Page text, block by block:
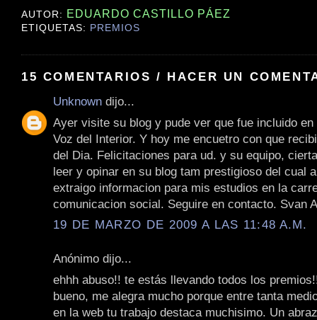
AUTOR: EDUARDO CASTILLO PÁEZ
ETIQUETAS: PREMIOS
15 COMENTARIOS / HACER UN
Unknown dijo...
Ayer visite su blog y pude ver que fue incluido
Voz del Interior. Y hoy me encuetro con que
del Dia. Felicitaciones para ud. y su equipo,
leer y opinar en su blog tam prestigioso del cual
extraigo informacion para mis estudios en la
comunicacion social. Seguire en contacto. Svan
19 DE MARZO DE 2009 A LAS 11:48 A.M.
Anónimo dijo...
ehhh abuso!! te estás llevando todos los
bueno, me alegra mucho porque entre tanta
en la web tu trabajo destaca muchisimo. Un